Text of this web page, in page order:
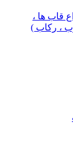
قاب ها ،
، رکاب )